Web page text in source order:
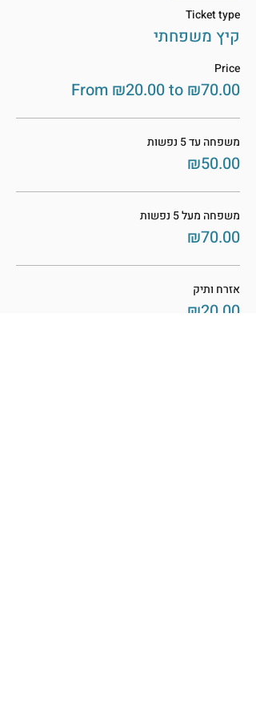
Ticket type
קיץ משפחתי
Price
From ₪20.00 to ₪70.00
משפחה עד 5 נפשות
₪50.00
משפחה מעל 5 נפשות
₪70.00
אזרח ותיק
₪20.00